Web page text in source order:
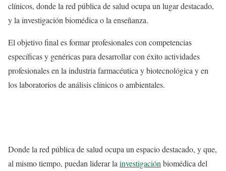
clínicos, donde la red pública de salud ocupa un lugar destacado,
y la investigación biomédica o la enseñanza.
El objetivo final es formar profesionales con competencias
específicas y genéricas para desarrollar con éxito actividades
profesionales en la industria farmacéutica y biotecnológica y en
los laboratorios de análisis clínicos o ambientales.
Donde la red pública de salud ocupa un espacio destacado, y que,
al mismo tiempo, puedan liderar lainvestigaciónbiomédica del